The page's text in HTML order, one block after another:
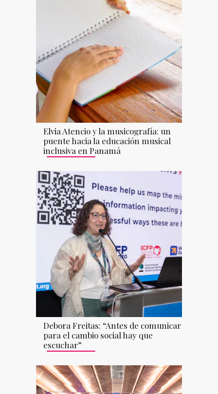
Elvia Atencio y la musicografía: un
puente hacia la educación musical
inclusiva en Panamá
Debora Freitas: “Antes de comunicar
para el cambio social hay que
escuchar”